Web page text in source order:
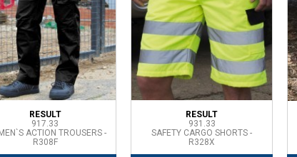
RESULT
917.33
ACTION TROUSERS -
R308F
RESULT
931.33
SAFETY CARGO SHORTS -
R328X